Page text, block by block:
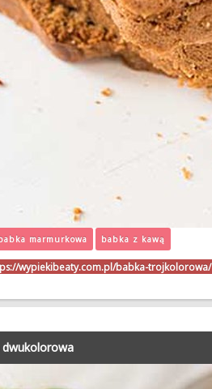
marmurkowa babka z kawą
wypiekibeaty.com.pl/babka-trojkolorowa/
dwukolorowa